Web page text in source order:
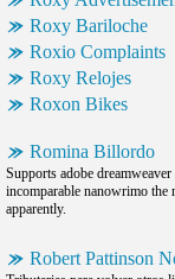
Roxy Bariloche
Roxio Complaints
Roxy Relojes
Roxon Bikes
Romina Billordo
Supports adobe dreamweaver
incomparable nanowrimo the
apparently.
Robert Pattinson